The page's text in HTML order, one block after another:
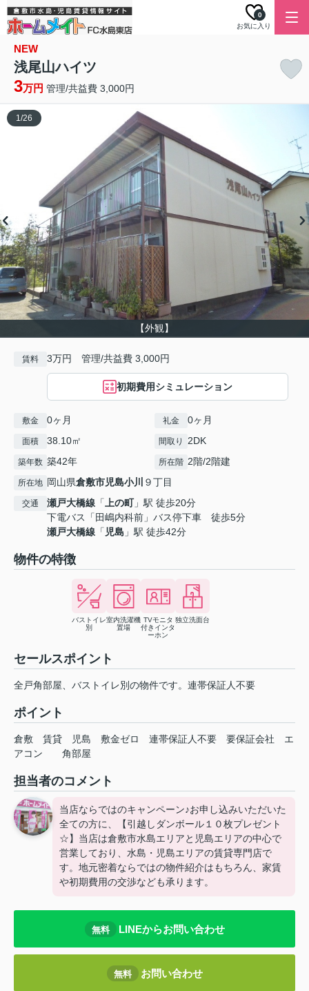
お気に入り
0
NEW
浅尾山ハイツ
3万円 管理/共益費 3,000円
【外観】
1/26
賃料 3万円 管理/共益費 3,000円
初期費用シミュレーション
敷金 0ヶ月 礼金 0ヶ月
面積 38.10㎡ 間取り 2DK
築年数 築42年 所在階 2階/2階建
所在地 岡山県倉敷市児島小川 ９丁目
交通 瀬戸大橋線 「上の町」駅 徒歩20分
下電バス「田嶋内科前」バス停下車 徒歩5分
瀬戸大橋線 「 児島 」駅 徒歩42分
物件の特徴
バストイレ
別
室内洗濯機
置場
TVモニタ
付きインタ
ーホン
独立洗面台
セールスポイント
全戸角部屋、バストイレ別の物件です。連帯保証人不要
ポイント
倉敷 賃貸 児島 敷金ゼロ 連帯保証人不要 要保証会社
エ
アコン
角部屋
担当者のコメント
当店ならではのキャンペーン♪お申し込みいただいた
全ての方に、【引越しダンボール１０枚プレゼント
☆】当店は倉敷市水島エリアと児島エリアの中心で
営業しており、水島・児島エリアの賃貸専門店で
す。地元密着ならではの物件紹介はもちろん、家賃
や初期費用の交渉なども承ります。
無料 LINEからお問い合わせ
無料 お問い合わせ